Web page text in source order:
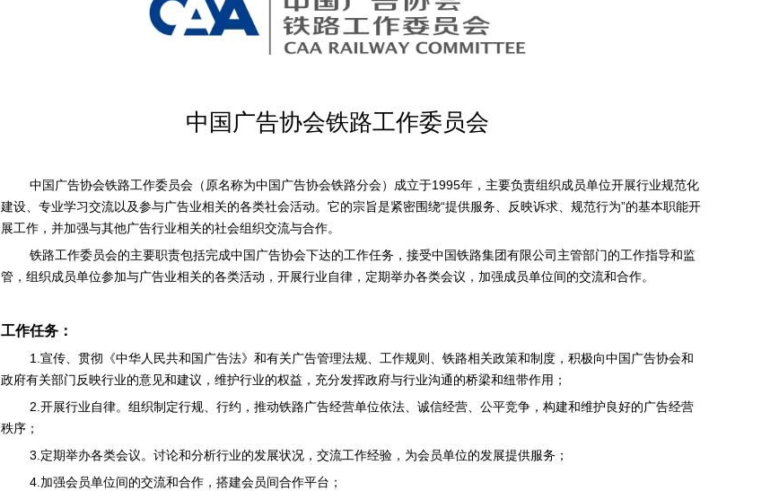
中国广告协会铁路工作委员会
中国广告协会铁路工作委员会（原名称为中国广告协会铁路分会）成立于1995年，主要负责组织成员单位开展行业规范化
建设、专业学习交流以及参与广告业相关的各类社会活动。它的宗旨是紧密围绕“提供服务、反映诉求、规范行为”的基本职能开
展工作，并加强与其他广告行业相关的社会组织交流与合作。
铁路工作委员会的主要职责包括完成中国广告协会下达的工作任务，接受中国铁路集团有限公司主管部门的工作指导和监
管，组织成员单位参加与广告业相关的各类活动，开展行业自律，定期举办各类会议，加强成员单位间的交流和合作。
工作任务：
1.宣传、贯彻《中华人民共和国广告法》和有关广告管理法规、工作规则、铁路相关政策和制度，积极向中国广告协会和
政府有关部门反映行业的意见和建议，维护行业的权益，充分发挥政府与行业沟通的桥梁和纽带作用；
2.开展行业自律。组织制定行规、行约，推动铁路广告经营单位依法、诚信经营、公平竞争，构建和维护良好的广告经营
秩序；
3.定期举办各类会议。讨论和分析行业的发展状况，交流工作经验，为会员单位的发展提供服务；
4.加强会员单位间的交流和合作，搭建会员间合作平台；